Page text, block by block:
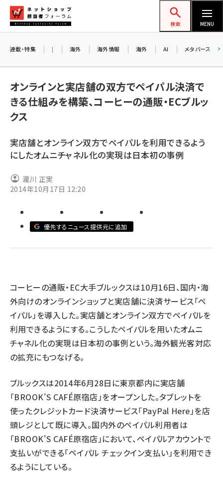
ン
ネットショップ担当者フォーラム
検索 MENU
楽天 (1871)
アスクル (1118)
ビィ・フォアード (773)
連載・特集 | 海外 海外情報 海外 AI メタバース
オンラインと実店舗の双方でペイパル決済で
きる仕組みを構築、コーヒーの通販・ECブルッ
クス
実店舗とオンライン双方でペイパルを利用できるよう
にしたオムニチャネル化の実現は日本初の事例
瀧川 正実
2014年10月17日 12:20
優先するニュース提供元に追加
コーヒーの通販・EC大手ブルックスは10月16日、国内・海
外向けのオンラインショップと実店舗に決済サービス「ペ
イパル」を導入した。実店舗とオンライン双方でペイパルを
利用できるようにする。こうしたペイパルを用いたオムニ
チャネル化の実現は日本初の事例という。海外観光客対応
の拡充にもつなげる。
ブルックスは2014年6月28日に東京都内に実店舗
「BROOK'S CAFÉ原宿店」をオープンした。タブレットを
使ったクレジットカード決済サービス「PayPal Here」を店
頭レジとして既に導入。国内外のペイパル利用者は
「BROOK'S CAFÉ原宿店」において、ペイパルアカウントで
支払いができる「ペイパル チェックイン支払い」を利用でき
るようにしている。
お